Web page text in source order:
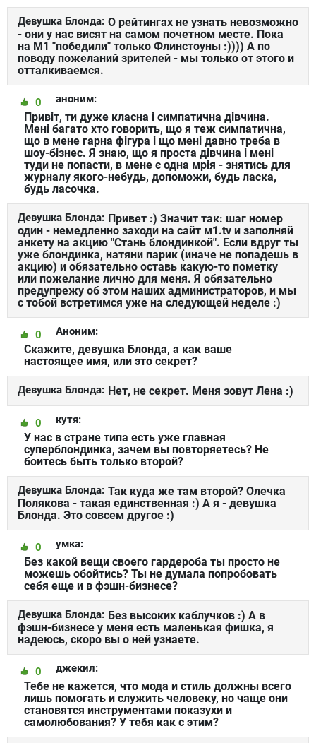
Девушка Блонда: О рейтингах не узнать невозможно
- они у нас висят на самом почетном месте. Пока
на М1 "победили" только Флинстоуны :)))) А по
поводу пожеланий зрителей - мы только от этого и
отталкиваемся.
аноним:
0
Привіт, ти дуже класна і симпатична дівчина.
Мені багато хто говорить, що я теж симпатична,
що в мене гарна фігура і що мені давно треба в
шоу-бізнес. Я знаю, що я проста дівчина і мені
туди не попасти, в мене є одна мрія - знятись для
журналу якого-небудь, допоможи, будь ласка,
будь ласочка.
Девушка Блонда: Привет :) Значит так: шаг номер
один - немедленно заходи на сайт м1.tv и заполняй
анкету на акцию "Стань блондинкой". Если вдруг ты
уже блондинка, натяни парик (иначе не попадешь в
акцию) и обязательно оставь какую-то пометку
или пожелание лично для меня. Я обязательно
предупрежу об этом наших администраторов, и мы
с тобой встретимся уже на следующей неделе :)
Аноним:
0
Скажите, девушка Блонда, а как ваше
настоящее имя, или это секрет?
Девушка Блонда: Нет, не секрет. Меня зовут Лена :)
кутя:
0
У нас в стране типа есть уже главная
суперблондинка, зачем вы повторяетесь? Не
боитесь быть только второй?
Девушка Блонда: Так куда же там второй? Олечка
Полякова - такая единственная :) А я - девушка
Блонда. Это совсем другое :)
умка:
0
Без какой вещи своего гардероба ты просто не
можешь обойтись? Ты не думала попробовать
себя еще и в фэшн-бизнесе?
Девушка Блонда: Без высоких каблучков :) А в
фэшн-бизнесе у меня есть маленькая фишка, я
надеюсь, скоро вы о ней узнаете.
джекил:
0
Тебе не кажется, что мода и стиль должны всего
лишь помогать и служить человеку, но чаще они
становятся инструментами показухи и
самолюбования? У тебя как с этим?